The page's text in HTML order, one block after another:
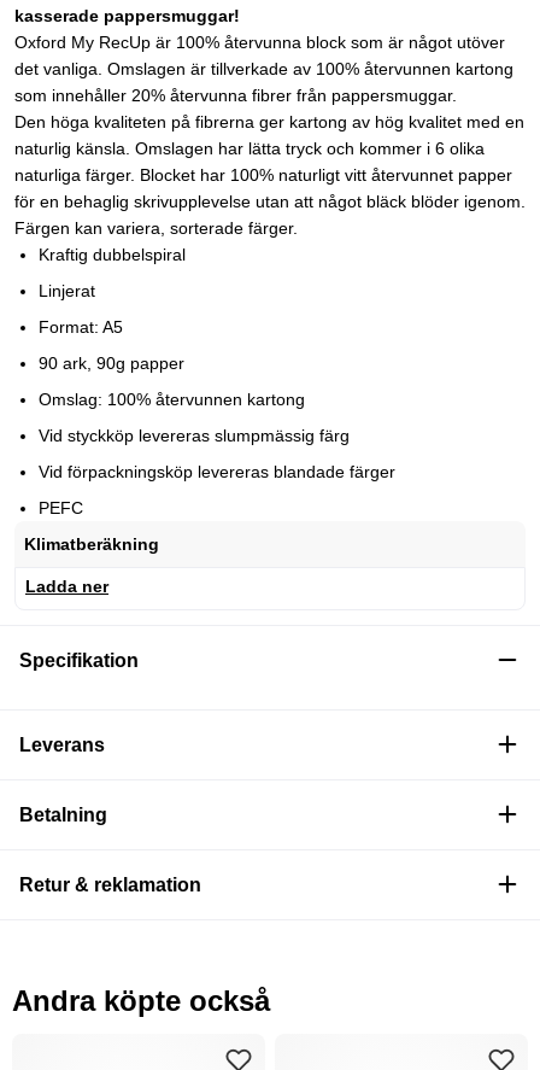
kasserade pappersmuggar!
Oxford My RecUp är 100% återvunna block som är något utöver
det vanliga. Omslagen är tillverkade av 100% återvunnen kartong
som innehåller 20% återvunna fibrer från pappersmuggar.
Den höga kvaliteten på fibrerna ger kartong av hög kvalitet med en
naturlig känsla. Omslagen har lätta tryck och kommer i 6 olika
naturliga färger. Blocket har 100% naturligt vitt återvunnet papper
för en behaglig skrivupplevelse utan att något bläck blöder igenom.
Färgen kan variera, sorterade färger.
Kraftig dubbelspiral
Linjerat
Format: A5
90 ark, 90g papper
Omslag: 100% återvunnen kartong
Vid styckköp levereras slumpmässig färg
Vid förpackningsköp levereras blandade färger
PEFC
Klimatberäkning
Ladda ner
Specifikation
Leverans
Betalning
Retur & reklamation
Andra köpte också